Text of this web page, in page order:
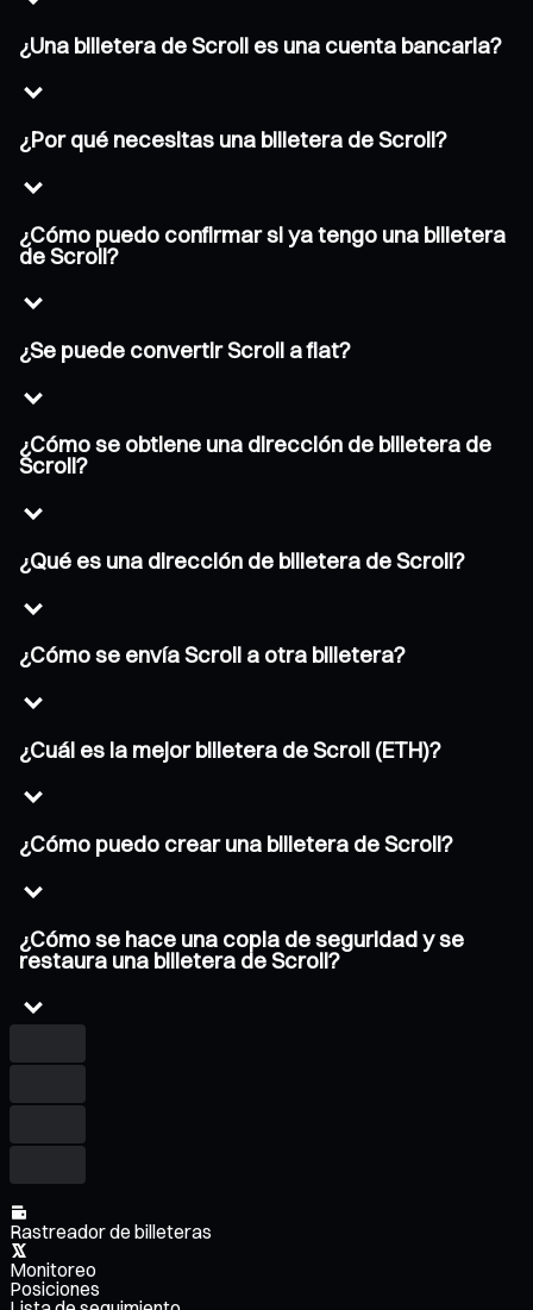
¿Una billetera de Scroll es una cuenta bancaria?
¿Por qué necesitas una billetera de Scroll?
¿Cómo puedo confirmar si ya tengo una billetera
de Scroll?
¿Se puede convertir Scroll a fiat?
¿Cómo se obtiene una dirección de billetera de
Scroll?
¿Qué es una dirección de billetera de Scroll?
¿Cómo se envía Scroll a otra billetera?
¿Cuál es la mejor billetera de Scroll (ETH)?
¿Cómo puedo crear una billetera de Scroll?
¿Cómo se hace una copia de seguridad y se
restaura una billetera de Scroll?
Rastreador de billeteras
Monitoreo
Posiciones